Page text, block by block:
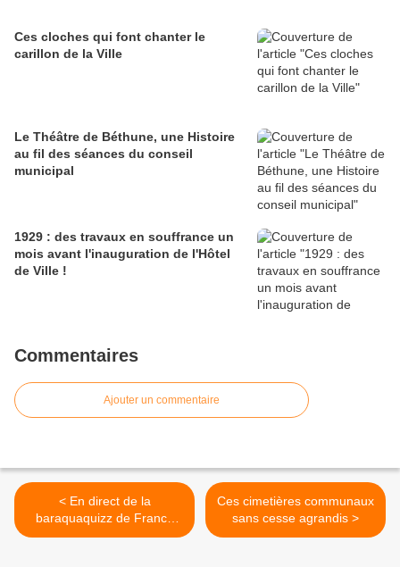
Ces cloches qui font chanter le
carillon de la Ville
Le Théâtre de Béthune, une Histoire
au fil des séances du conseil
municipal
1929 : des travaux en souffrance un
mois avant l'inauguration de l'Hôtel
de Ville !
Commentaires
Ajouter un commentaire
< En direct de la
baraquaquizz de France
Bleu Nord
Ces cimetières communaux
sans cesse agrandis >